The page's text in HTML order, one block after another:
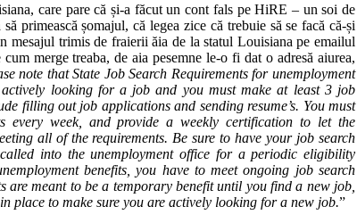
care pare că și-a făcut un cont fals pe HiRE – un soi de
primească șomajul, că legea zice că trebuie să se facă că-și
mesajul trimis de fraierii ăia de la statul Louisiana pe emailul
merge treaba, de aia pesemne le-o fi dat o adresă aiurea,
note that State Job Search Requirements for unemployment
looking for a job and you must make at least 3 job
filling out job applications and sending resume’s. You must
every week, and provide a weekly certification to let the
all of the requirements. Be sure to have your job search
into the unemployment office for a periodic eligibility
benefits, you have to meet ongoing job search
are meant to be a temporary benefit until you find a new job,
place to make sure you are actively looking for a new job.”